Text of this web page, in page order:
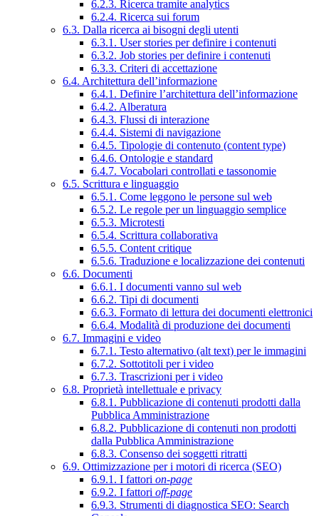
6.2.3. Ricerca tramite analytics
6.2.4. Ricerca sui forum
6.3. Dalla ricerca ai bisogni degli utenti
6.3.1. User stories per definire i contenuti
6.3.2. Job stories per definire i contenuti
6.3.3. Criteri di accettazione
6.4. Architettura dell’informazione
6.4.1. Definire l’architettura dell’informazione
6.4.2. Alberatura
6.4.3. Flussi di interazione
6.4.4. Sistemi di navigazione
6.4.5. Tipologie di contenuto (content type)
6.4.6. Ontologie e standard
6.4.7. Vocabolari controllati e tassonomie
6.5. Scrittura e linguaggio
6.5.1. Come leggono le persone sul web
6.5.2. Le regole per un linguaggio semplice
6.5.3. Microtesti
6.5.4. Scrittura collaborativa
6.5.5. Content critique
6.5.6. Traduzione e localizzazione dei contenuti
6.6. Documenti
6.6.1. I documenti vanno sul web
6.6.2. Tipi di documenti
6.6.3. Formato di lettura dei documenti elettronici
6.6.4. Modalità di produzione dei documenti
6.7. Immagini e video
6.7.1. Testo alternativo (alt text) per le immagini
6.7.2. Sottotitoli per i video
6.7.3. Trascrizioni per i video
6.8. Proprietà intellettuale e privacy
6.8.1. Pubblicazione di contenuti prodotti dalla
Pubblica Amministrazione
6.8.2. Pubblicazione di contenuti non prodotti
dalla Pubblica Amministrazione
6.8.3. Consenso dei soggetti ritratti
6.9. Ottimizzazione per i motori di ricerca (SEO)
6.9.1. I fattori on-page
6.9.2. I fattori off-page
6.9.3. Strumenti di diagnostica SEO: Search